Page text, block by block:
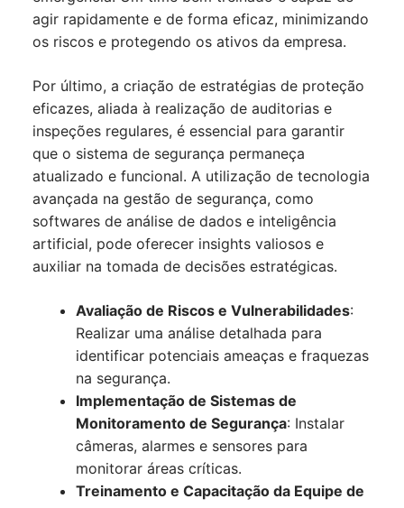
agir rapidamente e de forma eficaz, minimizando
os riscos e protegendo os ativos da empresa.
Por último, a criação de estratégias de proteção
eficazes, aliada à realização de auditorias e
inspeções regulares, é essencial para garantir
que o sistema de segurança permaneça
atualizado e funcional. A utilização de tecnologia
avançada na gestão de segurança, como
softwares de análise de dados e inteligência
artificial, pode oferecer insights valiosos e
auxiliar na tomada de decisões estratégicas.
Avaliação de Riscos e Vulnerabilidades:
Realizar uma análise detalhada para
identificar potenciais ameaças e fraquezas
na segurança.
Implementação de Sistemas de
Monitoramento de Segurança: Instalar
câmeras, alarmes e sensores para
monitorar áreas críticas.
Treinamento e Capacitação da Equipe de